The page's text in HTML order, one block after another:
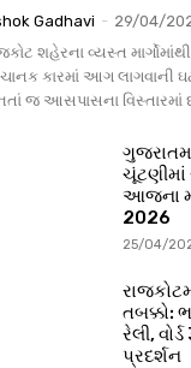
Gadhavi - 29/04/
શહેરના વ્યસ્ત
કારમાં આગ લાગવાની
જ આસપાસના વિસ્તારમાં
ચૂંટણીમાં
આજના
2026
25/04/
તબક્કો:
રેલી,
પ્રદર્શન